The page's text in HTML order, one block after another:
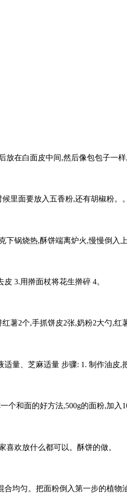
在白面皮中间,然后像包包子一样
里面要放入五香粉,还有胡椒粉。
锅烧热,酥饼端离炉火,慢慢倒入
3.用擀面杖将花生擀碎 4。
薯2个,手抓饼皮2张,奶粉2大勺,红
量、芝麻适量 步骤: 1. 制作油皮,
和面的好方法,500g的面粉,加入
喜欢放什么都可以。酥饼的做。
均匀。把面粉倒入第一步的植物